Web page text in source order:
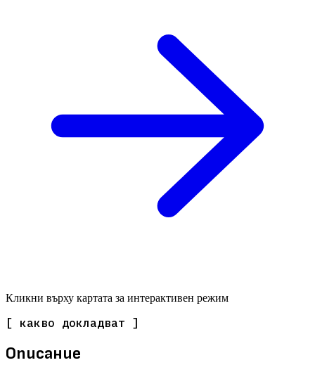
Кликни върху картата за интерактивен режим
[ какво докладват ]
Описание